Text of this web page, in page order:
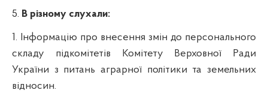
5. В різному слухали:
1. Інформацію про внесення змін до персонального
складу підкомітетів Комітету Верховної Ради
України з питань аграрної політики та земельних
відносин.